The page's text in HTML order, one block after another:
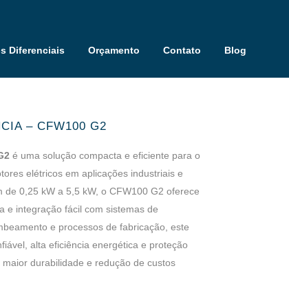
Diferenciais Orçamento Contato Blog
– CFW100 G2
é uma solução compacta e eficiente para o
elétricos em aplicações industriais e
0,25 kW a 5,5 kW, o CFW100 G2 oferece
e integração fácil com sistemas de
e processos de fabricação, este
alta eficiência energética e proteção
durabilidade e redução de custos